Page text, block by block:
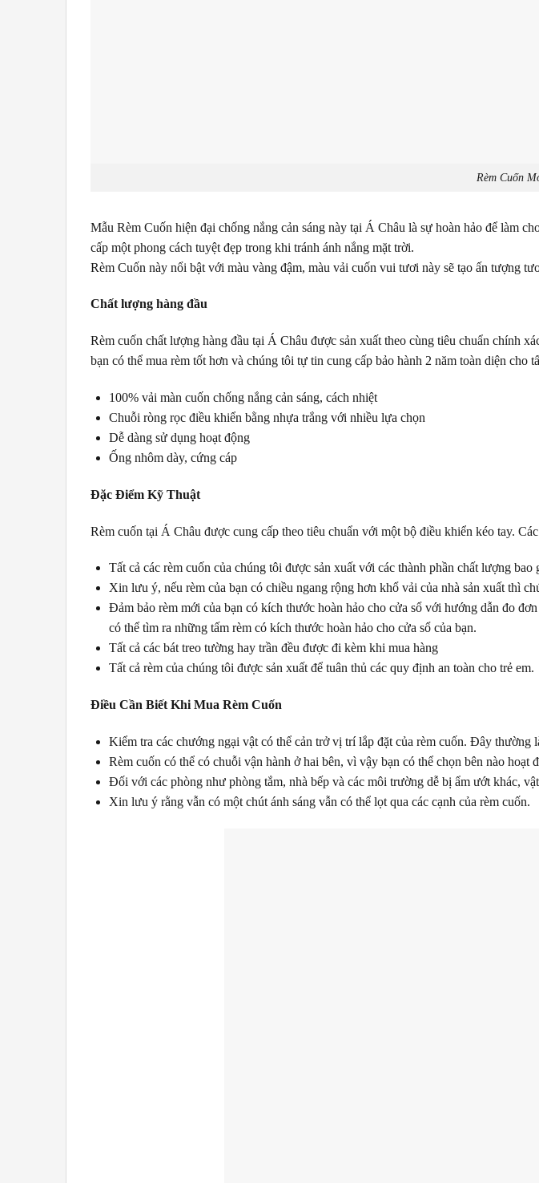
Rèm Cuốn
Mẫu Rèm Cuốn hiện đại chống nắng cản sáng này tại Á Châu là sự hoàn hảo để làm
cấp một phong cách tuyệt đẹp trong khi tránh ánh nắng mặt trời.
Rèm Cuốn này nổi bật với màu vàng đậm, màu vải cuốn vui tươi này sẽ tạo ấn tượng
Chất lượng hàng đầu
Rèm cuốn chất lượng hàng đầu tại Á Châu được sản xuất theo cùng tiêu chuẩn chính
bạn có thể mua rèm tốt hơn và chúng tôi tự tin cung cấp bảo hành 2 năm toàn diện cho
100% vải màn cuốn chống nắng cản sáng, cách nhiệt
Chuỗi ròng rọc điều khiển bằng nhựa trắng với nhiều lựa chọn
Dễ dàng sử dụng hoạt động
Ống nhôm dày, cứng cáp
Đặc Điểm Kỹ Thuật
Rèm cuốn tại Á Châu được cung cấp theo tiêu chuẩn với một bộ điều khiển kéo tay.
Tất cả các rèm cuốn của chúng tôi được sản xuất với các thành phần chất lượng
Xin lưu ý, nếu rèm của bạn có chiều ngang rộng hơn khổ vải của nhà sản xuất thì
Đảm bảo rèm mới của bạn có kích thước hoàn hảo cho cửa sổ với hướng dẫn đo
có thể tìm ra những tấm rèm có kích thước hoàn hảo cho cửa sổ của bạn.
Tất cả các bát treo tường hay trần đều được đi kèm khi mua hàng
Tất cả rèm của chúng tôi được sản xuất để tuân thủ các quy định an toàn cho trẻ em.
Điều Cần Biết Khi Mua Rèm Cuốn
Kiểm tra các chướng ngại vật có thể cản trở vị trí lắp đặt của rèm cuốn. Đây thường
Rèm cuốn có thể có chuỗi vận hành ở hai bên, vì vậy bạn có thể chọn bên nào hoạt
Đối với các phòng như phòng tắm, nhà bếp và các môi trường dễ bị ẩm ướt khác,
Xin lưu ý rằng vẫn có một chút ánh sáng vẫn có thể lọt qua các cạnh của rèm cuốn.